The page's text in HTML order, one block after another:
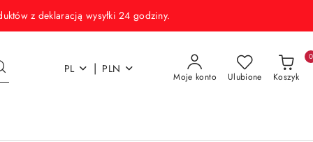
z deklaracją wysyłki 24 godziny.
PL | PLN
Moje konto Ulubione Koszyk
0